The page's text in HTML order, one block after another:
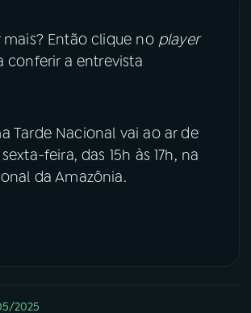
mais? Então clique no player
conferir a entrevista
Tarde Nacional vai ao ar de
feira, das 15h às 17h, na
da Amazônia.
2025